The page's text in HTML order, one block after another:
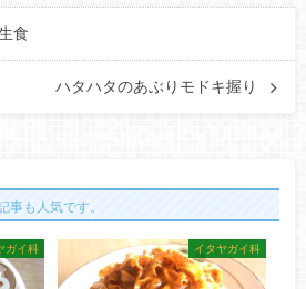
食
ハタハタのあぶりモドキ握り
事も人気です。
ガイ科 イタヤガイ科